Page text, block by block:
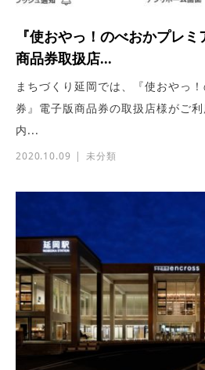
『使おやっ！のべおかプレ
商品券取扱店...
まちづくり延岡では、『使おやっ
券』電子版商品券の取扱店様がご
内...
2020.10.09 未分類